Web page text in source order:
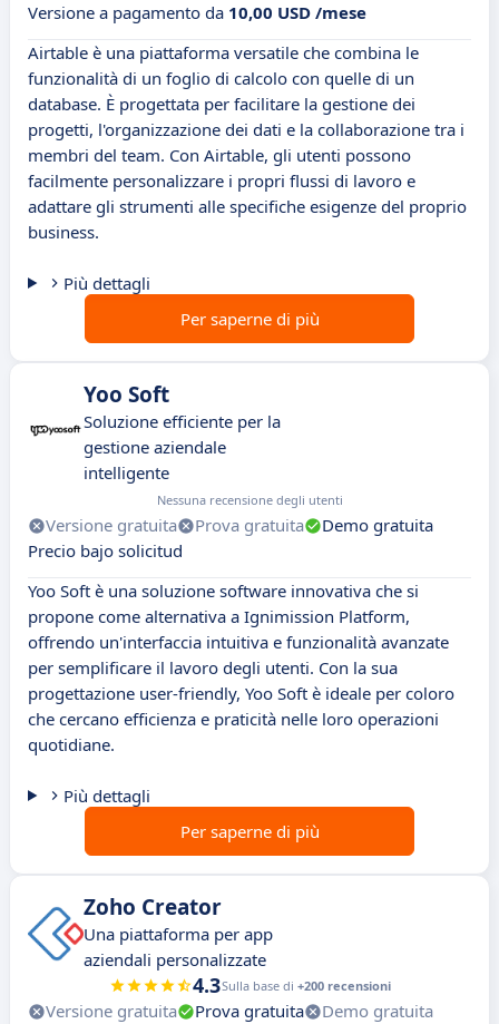
Versione a pagamento da 10,00 USD /mese
Airtable è una piattaforma versatile che combina le
funzionalità di un foglio di calcolo con quelle di un
database. È progettata per facilitare la gestione dei
progetti, l'organizzazione dei dati e la collaborazione tra i
membri del team. Con Airtable, gli utenti possono
facilmente personalizzare i propri flussi di lavoro e
adattare gli strumenti alle specifiche esigenze del proprio
business.
Più dettagli
Per saperne di più
Yoo Soft
Soluzione efficiente per la
gestione aziendale
intelligente
Nessuna recensione degli utenti
Versione gratuita Prova gratuita
Demo gratuita
Precio bajo solicitud
Yoo Soft è una soluzione software innovativa che si
propone come alternativa a Ignimission Platform,
offrendo un'interfaccia intuitiva e funzionalità avanzate
per semplificare il lavoro degli utenti. Con la sua
progettazione user-friendly, Yoo Soft è ideale per coloro
che cercano efficienza e praticità nelle loro operazioni
quotidiane.
Più dettagli
Per saperne di più
Zoho Creator
Una piattaforma per app
aziendali personalizzate
4.3Sulla base di +200 recensioni
Versione gratuita Prova gratuita
Demo gratuita